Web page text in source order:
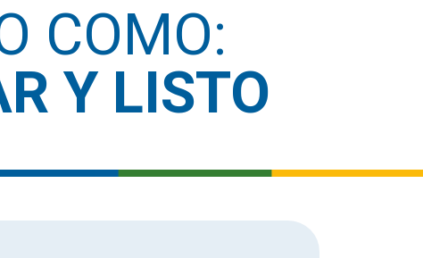
COMO:
Y LISTO